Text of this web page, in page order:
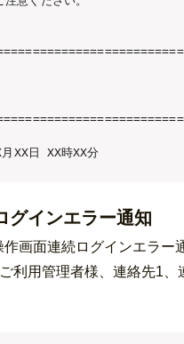
月XX日 XX時XX分
グインエラー通知
画面連続ログインエラー
利用管理者様、連絡先1